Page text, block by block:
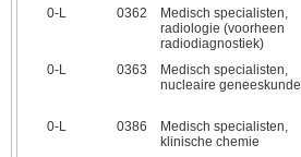
0‑L
0362
Medisch specialisten,
radiologie (voorheen
radiodiagnostiek)
0‑L 0363
Medisch specialisten,
nucleaire geneeskunde
0‑L 0386
Medisch specialisten,
klinische chemie